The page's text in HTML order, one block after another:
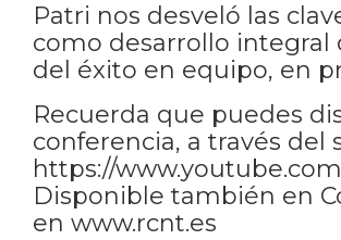
Patri nos desveló las
como desarrollo integral
del éxito en equipo, en
Recuerda que puedes
conferencia, a través del
https://
Disponible también en
en www.rcnt.es